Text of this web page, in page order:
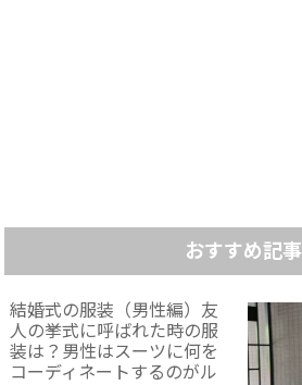
おすすめ記事
結婚式の服装（男性編）友
人の挙式に呼ばれた時の服
装は？男性はスーツに何を
コーディネートするのがル